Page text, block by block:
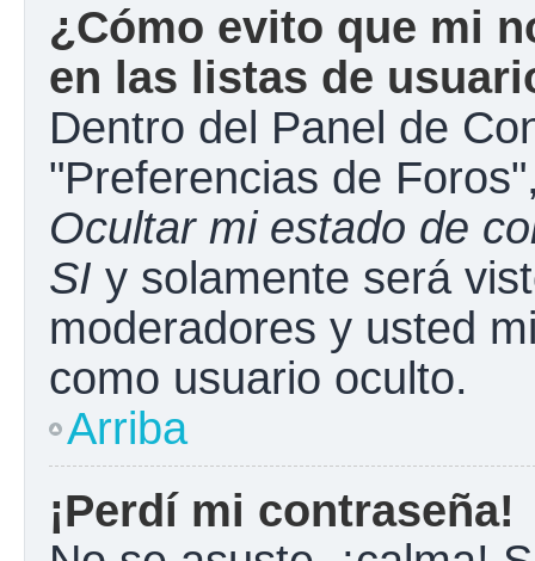
¿Cómo evito que mi
en las listas de
Dentro del Panel de
"Preferencias de
Ocultar mi estado de
SI y solamente será
moderadores y usted
como usuario oculto.
Arriba
¡Perdí mi contraseña!